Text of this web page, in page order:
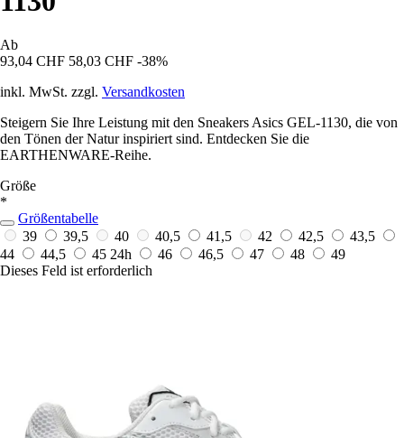
Ab
93,04 CHF 58,03 CHF -38%
inkl. MwSt. zzgl. Versandkosten
Steigern Sie Ihre Leistung mit den Sneakers Asics GEL-1130, die von
den Tönen der Natur inspiriert sind. Entdecken Sie die
EARTHENWARE-Reihe.
Größe
*
Größentabelle
39
39,5 40 40,5 41,5 42 42,5
43,5
44
44,5 45 24h 46 46,5 47 48
49
Dieses Feld ist erforderlich